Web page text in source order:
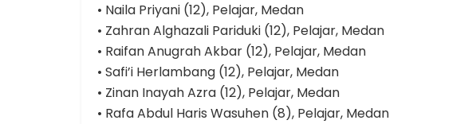
• Naila Priyani (12), Pelajar, Medan
• Zahran Alghazali Pariduki (12), Pelajar, Medan
• Raifan Anugrah Akbar (12), Pelajar, Medan
• Safi’i Herlambang (12), Pelajar, Medan
• Zinan Inayah Azra (12), Pelajar, Medan
• Rafa Abdul Haris Wasuhen (8), Pelajar, Medan